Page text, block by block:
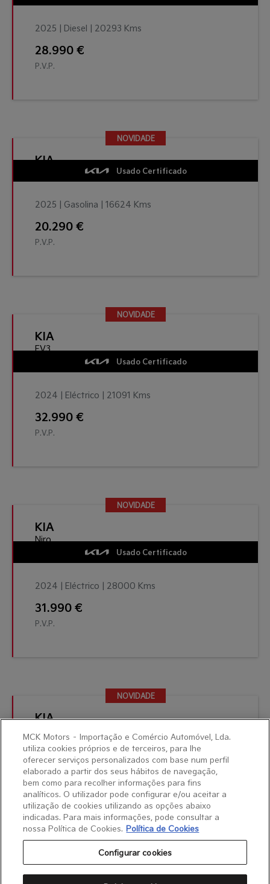
2025 | Diesel | 20293 Kms
28.990 €
P.V.P.
NOVIDADE
NOVIDADE
KIA
Usado Certificado
2025 | Gasolina | 16624 Kms
20.290 €
P.V.P.
NOVIDADE
NOVIDADE
KIA
EV3
Usado Certificado
2024 | Eléctrico | 21091 Kms
32.990 €
P.V.P.
NOVIDADE
NOVIDADE
KIA
Niro
Usado Certificado
2024 | Eléctrico | 28000 Kms
31.990 €
P.V.P.
NOVIDADE
NOVIDADE
KIA
Usado Certificado
2021 | Eléctrico | 112978 Kms
18.990 €
P.V.P.
MCK Motors – Importação e Comércio Automóvel, Lda.
utiliza cookies próprios e de terceiros, para lhe
oferecer serviços personalizados com base num perfil
elaborado a partir dos seus hábitos de navegação,
bem como para recolher informações para fins
analíticos. O utilizador pode configurar e/ou aceitar a
utilização de cookies utilizando as opções abaixo
indicadas. Para mais informações, pode consultar a
nossa Política de Cookies. Política de Cookies
Configurar cookies